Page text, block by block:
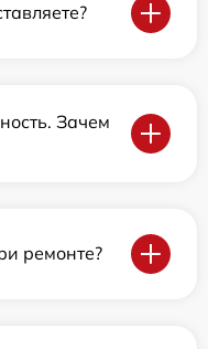
Зачем
ремонте?